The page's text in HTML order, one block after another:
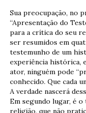
Sua preocupação, no
“Apresentação do
para a crítica do seu
ser resumidos em
testemunho de um
experiência histórica,
ator, ninguém pode
conhecido. Que cada
A verdade nascerá
Em segundo lugar, é
religião, que não